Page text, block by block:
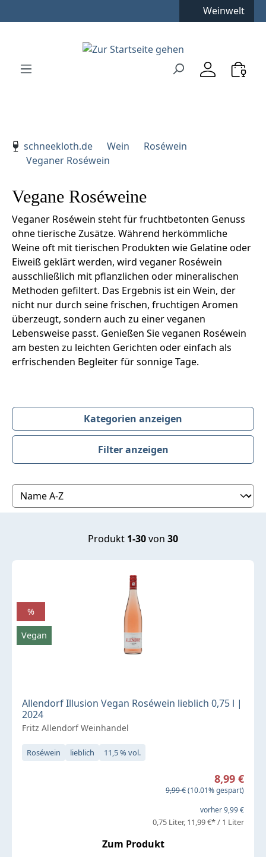
Zur Hauptnavigation springen
Weinwelt
schneekloth.de
Wein
Roséwein
Veganer Roséwein
Vegane Roséweine
Veganer Roséwein steht für fruchtbetonten Genuss
ohne tierische Zusätze. Während herkömmliche
Weine oft mit tierischen Produkten wie Gelatine oder
Eiweiß geklärt werden, wird veganer Roséwein
ausschließlich mit pflanzlichen oder mineralischen
Methoden gefiltert. Das Ergebnis ist ein Wein, der
nicht nur durch seine frischen, fruchtigen Aromen
überzeugt, sondern auch zu einer veganen
Lebensweise passt. Genießen Sie veganen Roséwein
am besten zu leichten Gerichten oder einfach als
erfrischenden Begleiter für sonnige Tage.
Kategorien anzeigen
Filter anzeigen
Produktübersicht
Produkt 1-30von 30
Allendorf Illusion Vegan Roséwein lieblich 0,75 l |
2024
Fritz Allendorf Weinhandel
Roséwein lieblich 11,5 % vol.
Verkaufspreis:
8,99 €
Regulärer Preis:
9,99 €(10.01% gespart)
vorher 9,99 €
0,75 Liter 11,99 €* / 1 Liter
Zum Produkt
%
Vegan